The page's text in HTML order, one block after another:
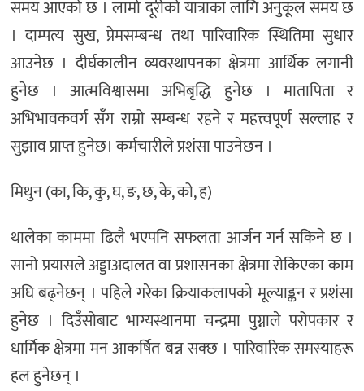
समय आएको छ । लामो दूरीको यात्राका लागि अनुकूल समय छ
। दाम्पत्य सुख, प्रेमसम्बन्ध तथा पारिवारिक स्थितिमा सुधार
आउनेछ । दीर्घकालीन व्यवस्थापनका क्षेत्रमा आर्थिक लगानी
हुनेछ । आत्मविश्वासमा अभिबृद्धि हुनेछ । मातापिता र
अभिभावकवर्ग सँग राम्रो सम्बन्ध रहने र महत्त्वपूर्ण सल्लाह र
सुझाव प्राप्त हुनेछ। कर्मचारीले प्रशंसा पाउनेछन ।
मिथुन (का, कि, कु, घ, ङ, छ, के, को, ह)
थालेका काममा ढिलै भएपनि सफलता आर्जन गर्न सकिने छ ।
सानो प्रयासले अड्डाअदालत वा प्रशासनका क्षेत्रमा रोकिएका काम
अघि बढ्नेछन् । पहिले गरेका क्रियाकलापको मूल्याङ्कन र प्रशंसा
हुनेछ । दिउँसोबाट भाग्यस्थानमा चन्द्रमा पुग्नाले परोपकार र
धार्मिक क्षेत्रमा मन आकर्षित बन्न सक्छ । पारिवारिक समस्याहरू
हल हुनेछन् ।